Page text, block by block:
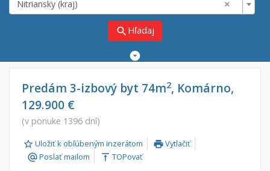
Nitriansky (kraj)
search Hľadaj
Predaj
Prenájom
Do:
Predám 3-izbový byt 74m2, Komárno,
129.900 €
(v ponuke 1396 dní)
Uložiť k obľúbeným inzerátom printVytlačiť
alternate_emailPoslať mailom vertical_align_top TOPovať